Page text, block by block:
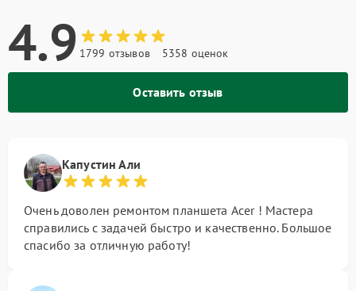
4.9 1799 отзывов 5358 оценок
Оставить отзыв
Капустин Али
Очень доволен ремонтом планшета Acer ! Мастера
справились с задачей быстро и качественно. Большое
спасибо за отличную работу!